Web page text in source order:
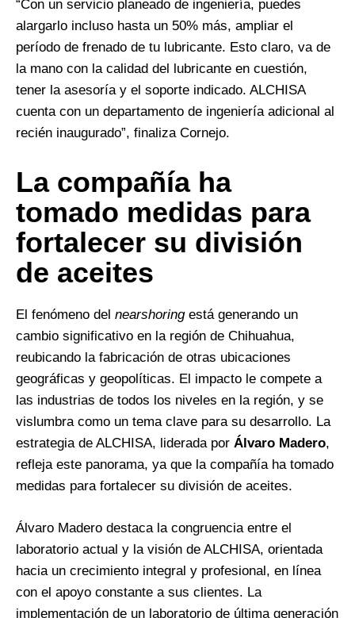
“Con un servicio planeado de ingeniería, puedes
alargarlo incluso hasta un 50% más, ampliar el
período de frenado de tu lubricante. Esto claro, va de
la mano con la calidad del lubricante en cuestión,
tener la asesoría y el soporte indicado. ALCHISA
cuenta con un departamento de ingeniería adicional al
recién inaugurado”, finaliza Cornejo.
La compañía ha
tomado medidas para
fortalecer su división
de aceites
El fenómeno del nearshoringestá generando un
cambio significativo en la región de Chihuahua,
reubicando la fabricación de otras ubicaciones
geográficas y geopolíticas. El impacto le compete a
las industrias de todos los niveles en la región, y se
vislumbra como un tema clave para su desarrollo. La
estrategia de ALCHISA, liderada por Álvaro Madero,
refleja este panorama, ya que la compañía ha tomado
medidas para fortalecer su división de aceites.
Álvaro Madero destaca la congruencia entre el
laboratorio actual y la visión de ALCHISA, orientada
hacia un crecimiento integral y profesional, en línea
con el apoyo constante a sus clientes. La
implementación de un laboratorio de última generación